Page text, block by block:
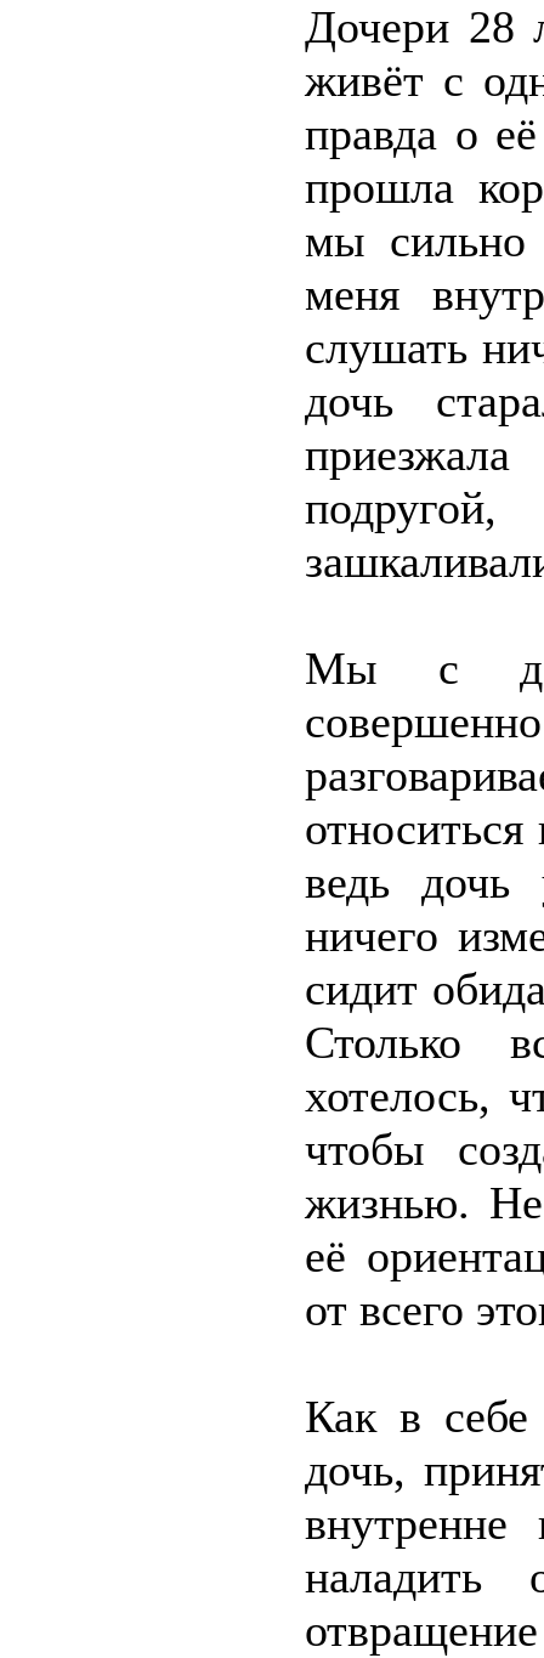
Дочери 28
живёт с
правда о
прошла
мы сильно
меня
слушать
дочь
Мы с
ведь дочь
ничего
сидит
Столько
хотелось,
чтобы
жизнью. Не
её
от всего
Как в себе
дочь,
наладить